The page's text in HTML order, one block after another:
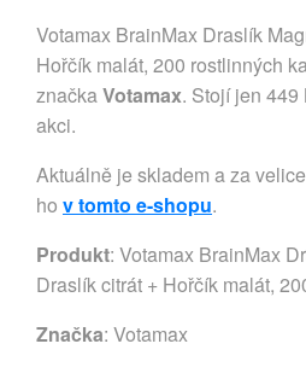
Votamax BrainMax Draslík
Hořčík malát, 200 rostlinných
značkaVotamax. Stojí jen
akci.
Aktuálně je skladem a za
ho v tomto e-shopu.
Produkt: Votamax BrainMax
Draslík citrát + Hořčík malát,
Značka: Votamax